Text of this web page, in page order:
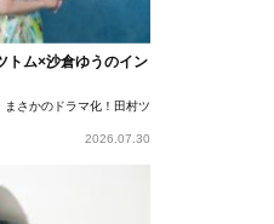
トム×沙倉ゆうのイン
まさかのドラマ化！田村ツトム×沙倉ゆうのが語
2026.07.30